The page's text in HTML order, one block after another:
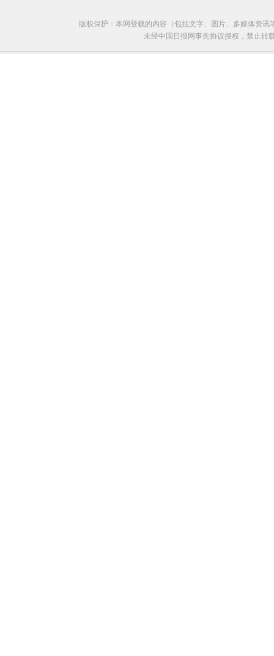
版权保护：本网登载的内容（包括文字、图片、多媒体资
未经中国日报网事先协议授权，禁止转